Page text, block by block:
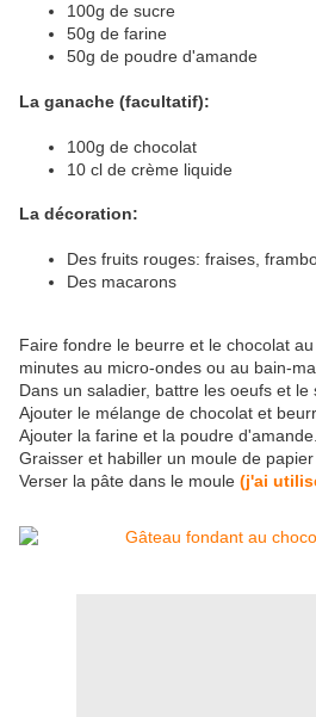
100g de sucre
50g de farine
50g de poudre d'amande
La ganache (facultatif):
100g de chocolat
10 cl de crème liquide
La décoration:
Des fruits rouges: fraises,
Des macarons
Faire fondre le beurre et le chocolat
minutes au micro-ondes ou au bain-
Dans un saladier, battre les oeufs et le
Ajouter le mélange de chocolat et
Ajouter la farine et la poudre d'amande.
Graisser et habiller un moule de
Verser la pâte dans le moule (j'ai